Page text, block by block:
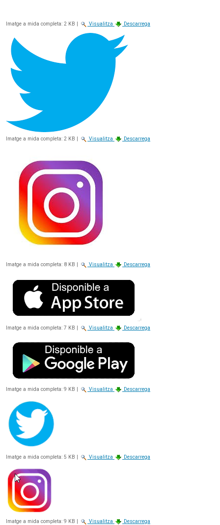
Imatge a mida completa: 2 KB | Visualitza Descarrega
Imatge a mida completa: 2 KB | Visualitza Descarrega
Imatge a mida completa: 8 KB | Visualitza Descarrega
Imatge a mida completa: 7 KB | Visualitza Descarrega
Imatge a mida completa: 9 KB | Visualitza Descarrega
Imatge a mida completa: 5 KB | Visualitza Descarrega
Imatge a mida completa: 9 KB | Visualitza Descarrega